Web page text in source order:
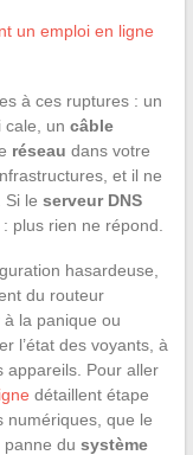
un emploi en ligne
à ces ruptures : un
un câble
réseau dans votre
et il ne
Si le serveur DNS
plus rien ne répond.
hasardeuse,
du routeur
à la panique ou
l’état des voyants, à
appareils. Pour aller
détaillent étape
numériques, que le
panne du système